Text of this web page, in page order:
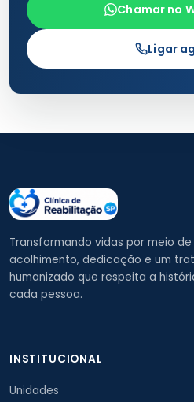
Chamar no
Ligar
Transformando vidas por meio de
acolhimento, dedicação e um
humanizado que respeita a
cada pessoa.
INSTITUCIONAL
Unidades